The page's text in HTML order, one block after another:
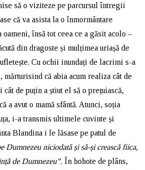
să o viziteze pe parcursul întregii
că va asista la o înmormântare
oameni, însă tot ceea ce a găsit acolo –
din dragoste și mulțimea uriașă de
Cu ochii inundați de lacrimi s-a
mărturisind că abia acum realiza cât de
cât de puțin a știut el să o prețuiască,
a avut o mamă sfântă. Atunci, soția
i-a transmis ultimele cuvinte și
Blandina i le lăsase pe patul de
Dumnezeu niciodată și să-și crească fiica,
de Dumnezeu”. În hohote de plâns,